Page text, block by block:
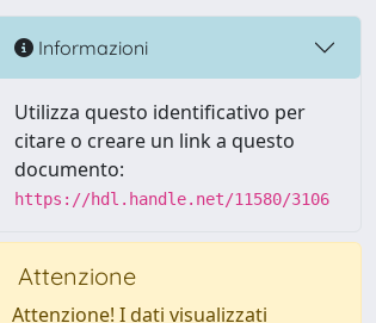
Informazioni
Utilizza questo identificativo per
citare o creare un link a questo
documento:
https://hdl.handle.net/11580/3106
Attenzione
Attenzione! I dati visualizzati